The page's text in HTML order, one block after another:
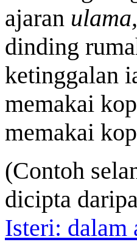
ajaran ulama,
dinding
ketinggalan
memakai
memakai
(Contoh
dicipta
Isteri: dalam